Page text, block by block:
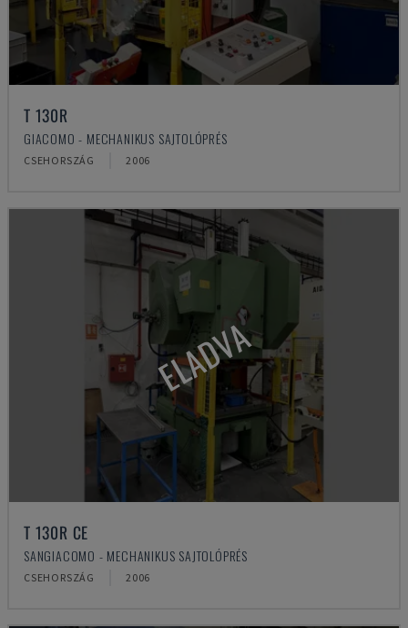
T 130R
GIACOMO - MECHANIKUS SAJTOLÓPRÉS
CSEHORSZÁG 2006
ELADVA
T 130R CE
SANGIACOMO - MECHANIKUS SAJTOLÓPRÉS
CSEHORSZÁG 2006